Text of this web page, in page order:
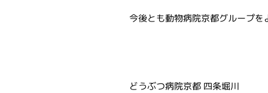
今後とも動物病院京都グループを
どうぶつ病院京都 四条堀川